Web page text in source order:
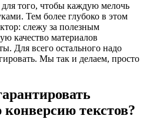
того, чтобы каждую мелочь
Тем более глубоко в этом
слежу за полезным
качество материалов
Для всего остального надо
Мы так и делаем, просто
текстов?